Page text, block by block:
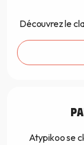
Découvrez le
Atypikoo se